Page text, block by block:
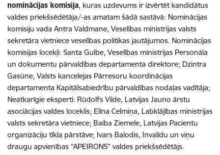
nominācijas komisija, kuras uzdevums ir izvērtēt kandidātus
valdes priekšsēdētāja/-as amatam šādā sastāvā: Nominācijas
komisiju vada Antra Valdmane, Veselības ministrijas valsts
sekretāra vietniece veselības politikas jautājumos. Nominācijas
komisijas locekļi: Santa Gulbe, Veselības ministrijas Personāla
un dokumentu pārvaldības departamenta direktore; Dzintra
Gasūne, Valsts kancelejas Pārresoru koordinācijas
departamenta Kapitālsabiedrību pārvaldības nodaļas vadītāja;
Neatkarīgie eksperti: Rūdolfs Vilde, Latvijas Jauno ārstu
asociācijas valdes loceklis; Elīna Celmiņa, Labklājības ministrijas
valsts sekretāra vietniece; Baiba Ziemele, Latvijas Pacientu
organizāciju tīkla pārstāve; Ivars Balodis, Invalīdu un viņu
draugu apvienības “APEIRONS” valdes priekšsēdētājs.